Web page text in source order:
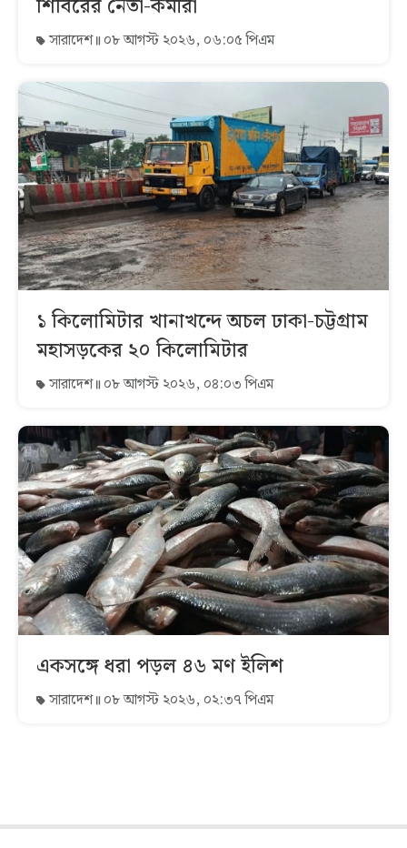
শিবিরের নেতা-কর্মীরা
সারাদেশ ০৮ আগস্ট ২০২৬, ০৬:০৫ পিএম
১ কিলোমিটার খানাখন্দে অচল ঢাকা-চট্টগ্রাম
মহাসড়কের ২০ কিলোমিটার
সারাদেশ ০৮ আগস্ট ২০২৬, ০৪:০৩ পিএম
একসঙ্গে ধরা পড়ল ৪৬ মণ ইলিশ
সারাদেশ ০৮ আগস্ট ২০২৬, ০২:৩৭ পিএম